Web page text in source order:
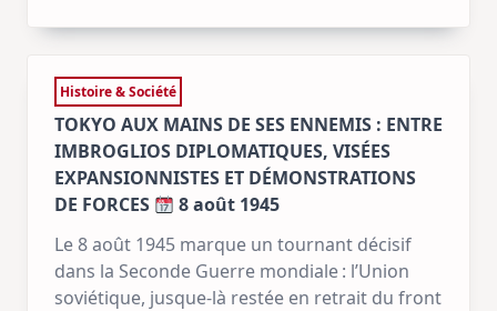
Histoire & Société
TOKYO AUX MAINS DE SES ENNEMIS : ENTRE
IMBROGLIOS DIPLOMATIQUES, VISÉES
EXPANSIONNISTES ET DÉMONSTRATIONS
DE FORCES
8 août 1945
Le 8 août 1945 marque un tournant décisif
dans la Seconde Guerre mondiale : l’Union
soviétique, jusque-là restée en retrait du front